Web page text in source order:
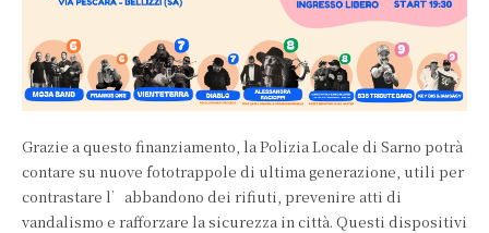
Grazie a questo finanziamento, la Polizia Locale di Sarno potrà
contare su nuove fototrappole di ultima generazione, utili per
contrastare l’abbandono dei rifiuti, prevenire atti di
vandalismo e rafforzare la sicurezza in città. Questi dispositivi